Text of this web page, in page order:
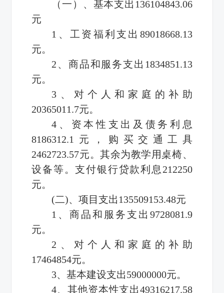
（一）、基本支出136104843.06
元
1、工资福利支出89018668.13
元。
2、商品和服务支出1834851.13
元。
3、对个人和家庭的补助
20365011.7元。
4、资本性支出及债务利息
8186312.1元，购买交通工具
2462723.57元。其余为教学用桌椅、
设备等。支付银行贷款利息212250
元。
(二)、项目支出135509153.48元
1、商品和服务支出9728081.9
元。
2、对个人和家庭的补助
17464854元。
3、基本建设支出59000000元。
4、其他资本性支出49316217.58